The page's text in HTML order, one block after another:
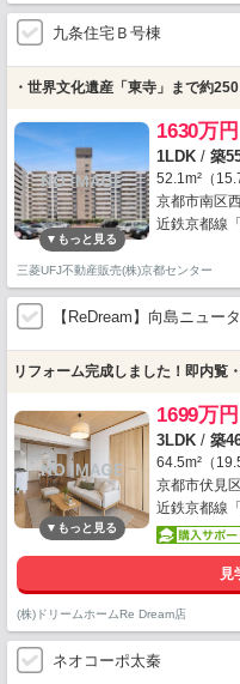
九条住宅Ｂ号棟
・世界文化遺産「東寺」まで約
1630万円
1LDK / 築
52.1m²（
京都市南区
近鉄京都線
三菱UFJ不動産販売(株)京都センター
【ReDream】向島ニュー
リフォーム完成しました！即内覧
1699万円
3LDK / 築
64.5m²（
京都市伏見
近鉄京都線
見
(株)ドリームホームRe Dream店
ネオコーポ太秦